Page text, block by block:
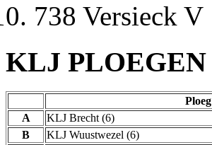
738 Versieck V
KLJ PLOEGEN
Ploeg
A
KLJ Brecht (6)
B
KLJ Wuustwezel (6)